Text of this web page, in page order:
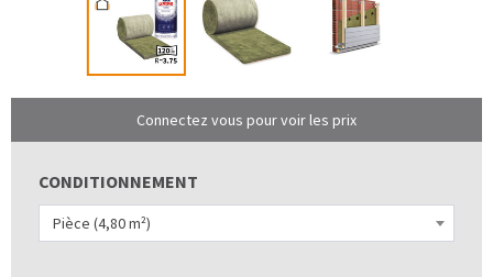
Connectez vous pour voir les prix
CONDITIONNEMENT
Pièce (4,80 m²)